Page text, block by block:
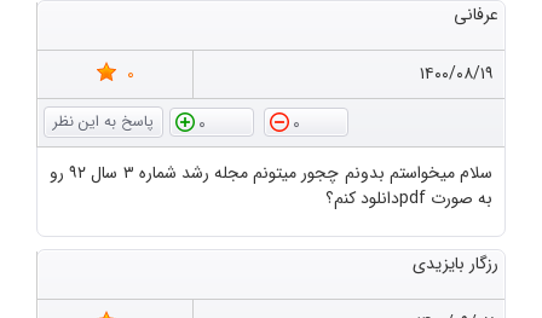
عرفانی
۱۴۰۰/۰۸/۱۹
0
0
0
سلام میخواستم بدونم چجور میتونم مجله رشد شماره ۳ سال ۹۲ رو
به صورت pdfدانلود کنم؟
رزگار بایزیدی